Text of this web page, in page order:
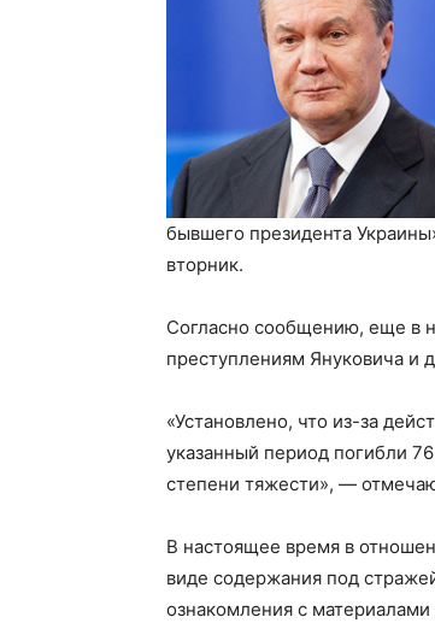
бывшего президента
вторник.
Согласно сообщению, еще в
преступлениям Януковича и
«Установлено, что из-за
указанный период погибли
степени тяжести», —
В настоящее время в
виде содержания под
ознакомления с